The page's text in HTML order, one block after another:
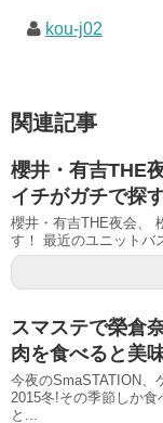
kou-j02
関連記事
櫻井・有吉THE
イチがガチで探
櫻井・有吉THE夜会、
す！ 最近のユニットバ
スマステで榮倉
肉を食べると美
今夜のSmaSTATION、
2015冬!その季節しか食
と...